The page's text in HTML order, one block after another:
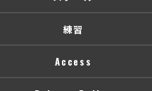
練習
Access